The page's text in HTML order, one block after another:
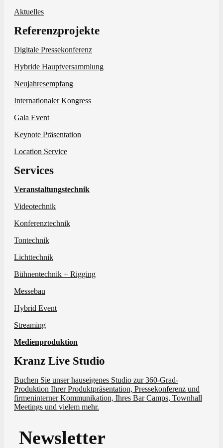
Aktuelles
Referenzprojekte
Digitale Pressekonferenz
Hybride Hauptversammlung
Neujahresempfang
Internationaler Kongress
Gala Event
Keynote Präsentation
Location Service
Services
Veranstaltungstechnik
Videotechnik
Konferenztechnik
Tontechnik
Lichttechnik
Bühnentechnik + Rigging
Messebau
Hybrid Event
Streaming
Medienproduktion
Kranz Live Studio
Buchen Sie unser hauseigenes Studio zur 360-Grad-
Produktion Ihrer Produktpräsentation, Pressekonferenz und
firmeninterner Kommunikation, Ihres Bar Camps, Townhall
Meetings und vielem mehr.
Newsletter